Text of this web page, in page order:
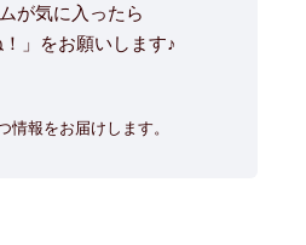
が気に入ったら
」をお願いします♪
情報をお届けします。